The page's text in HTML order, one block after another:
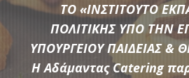
Μια μεγάλη ποικιλία από τις πιο
αγοράς συνθέτουν τον
Αδάμαντας Catering για να
ανάγκες κάθε
ΤΟ «ΙΝΣΤΙΤΟΥΤΟ
ΠΟΛΙΤΙΚΗΣ ΥΠΟ ΤΗΝ
ΥΠΟΥΡΓΕΙΟΥ ΠΑΙΔΕΙΑΣ &
Η Αδάμαντας Catering